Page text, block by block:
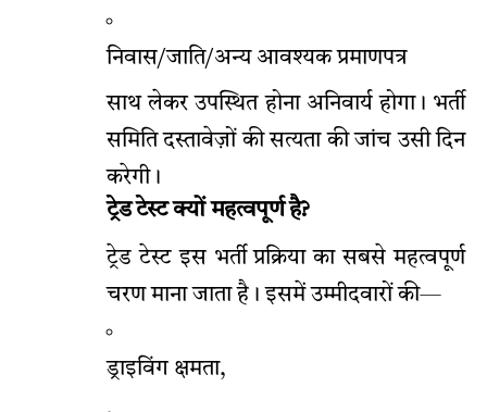
निवास/जाति/अन्य आवश्यक प्रमाणपत्र
साथ लेकर उपस्थित होना अनिवार्य होगा। भर्ती
समिति दस्तावेज़ों की सत्यता की जांच उसी दिन
करेगी।
ट्रेड टेस्ट क्यों महत्वपूर्ण है?
ट्रेड टेस्ट इस भर्ती प्रक्रिया का सबसे महत्वपूर्ण
चरण माना जाता है। इसमें उम्मीदवारों की—
ड्राइविंग क्षमता,